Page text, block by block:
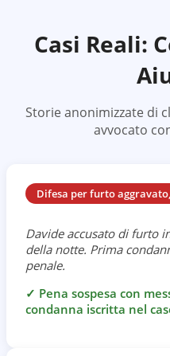
Casi Reali:
Storie anonimizzate di
avvocato
Difesa per furto
Davide accusato di furto
della notte. Prima
penale.
✓ Pena sospesa con
condanna iscritta nel